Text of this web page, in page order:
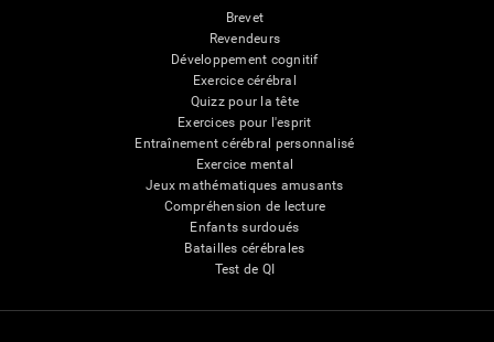
Brevet
Revendeurs
Développement cognitif
Exercice cérébral
Quizz pour la tête
Exercices pour l'esprit
Entraînement cérébral personnalisé
Exercice mental
Jeux mathématiques amusants
Compréhension de lecture
Enfants surdoués
Batailles cérébrales
Test de QI